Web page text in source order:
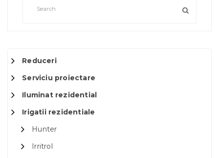
Reduceri
Serviciu proiectare
Iluminat rezidential
Irigatii rezidentiale
Hunter
Irritrol